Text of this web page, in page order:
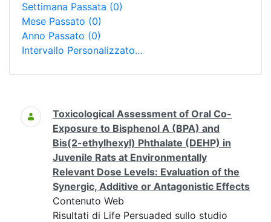
Settimana Passata (0)
Mese Passato (0)
Anno Passato (0)
Intervallo Personalizzato…
Ricerca
Toxicological Assessment of Oral Co-
Exposure to Bisphenol A (BPA) and
Bis(2-ethylhexyl) Phthalate (DEHP) in
Juvenile Rats at Environmentally
Relevant Dose Levels: Evaluation of the
Synergic, Additive or Antagonistic Effects
Contenuto Web
Risultati di Life Persuaded sullo studio